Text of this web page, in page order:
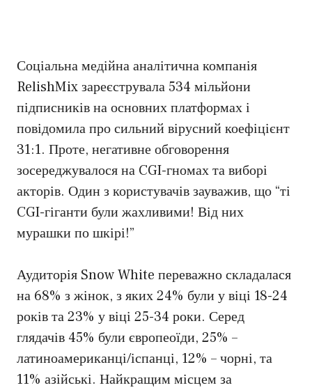
Соціальна медійна аналітична компанія
RelishMix зареєструвала 534 мільйони
підписників на основних платформах і
повідомила про сильний вірусний коефіцієнт
31:1. Проте, негативне обговорення
зосереджувалося на CGI-гномах та виборі
акторів. Один з користувачів зауважив, що “ті
CGI-гіганти були жахливими! Від них
мурашки по шкірі!”
Аудиторія Snow White переважно складалася
на 68% з жінок, з яких 24% були у віці 18-24
років та 23% у віці 25-34 роки. Серед
глядачів 45% були європеоїди, 25% –
латиноамериканці/іспанці, 12% – чорні, та
11% азійські. Найкращим місцем за